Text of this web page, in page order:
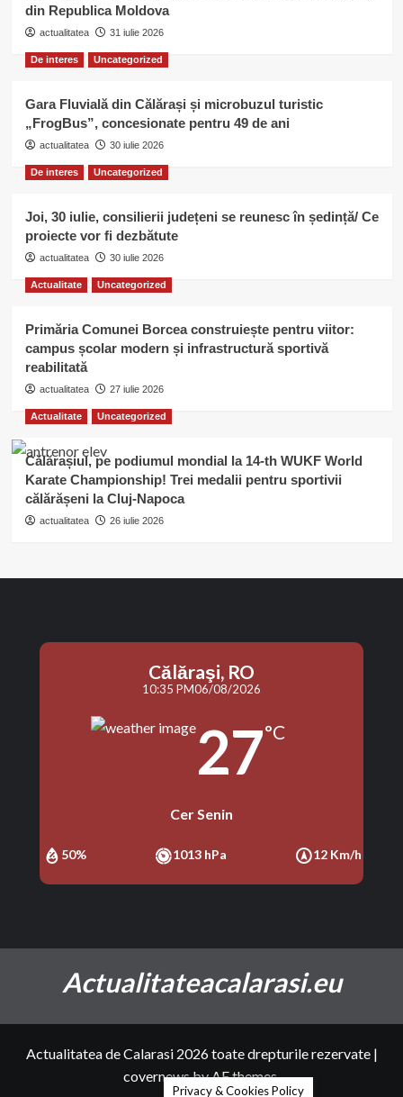
din Republica Moldova
actualitatea 31 iulie 2026
De interes Uncategorized
Gara Fluvială din Călărași și microbuzul turistic
„FrogBus”, concesionate pentru 49 de ani
actualitatea 30 iulie 2026
De interes Uncategorized
Joi, 30 iulie, consilierii județeni se reunesc în ședință/ Ce
proiecte vor fi dezbătute
actualitatea 30 iulie 2026
Actualitate Uncategorized
Primăria Comunei Borcea construiește pentru viitor:
campus școlar modern și infrastructură sportivă
reabilitată
actualitatea 27 iulie 2026
Actualitate Uncategorized
Călărașiul, pe podiumul mondial la 14-th WUKF World
Karate Championship! Trei medalii pentru sportivii
călărășeni la Cluj-Napoca
actualitatea 26 iulie 2026
Călăraşi, RO
10:35 PM06/08/2026
27°C
Cer Senin
50% 1013 hPa 12 Km/h
Actualitateacalarasi.eu
Actualitatea de Calarasi 2026 toate drepturile rezervate |
covernewsby AF themes.
Privacy & Cookies Policy